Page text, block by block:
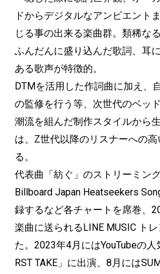
ドからデジタルなアンビエント
じる事の出来る楽曲群。類稀な
ふんだんに盛り込んだ歌詞、耳
ある歌声が特徴的。
DTMを活用した作詞曲に加え、
の監修を行う等、次世代のベッ
潮流を組んだ制作スタイルから
は、Z世代以降のリスナーへの
る。
代表曲「紡ぐ」のストリーミン
Billboard Japan Heatseekers
録するなど各チャートを席巻、
楽曲に送られるLINE MUSIC ト
た。2023年4月にはYouTubeの
RST TAKE」に出演、8月には